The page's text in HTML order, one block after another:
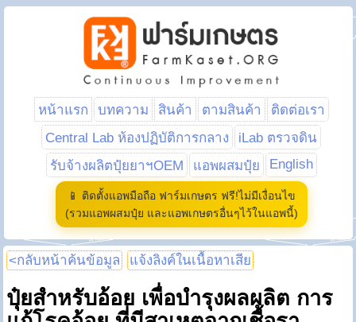
หน้าแรก บทความ สินค้า ตามสินค้า
ติดต่อเรา
Central Lab ห้องปฏิบัติการกลาง
iLab ตรวจดิน
รับจ้างผลิตปุ๋ยยาฯOEM
แอพผสมปุ๋ย English
📱 ติดตั้งแอพมือถือ ฟาร์มเกษตร ฟรี!ไม่มีเงื่อนไข
(รวมแอพผสมปุ๋ย และแอพเกษตรอื่นๆไว้ในแอพนี้)
<กลับหน้าค้นข้อมูล แจ้งลิงค์ในเนื้อหาเสีย
ปุ๋ยสำหรับอ้อย เพื่อบำรุงผลผลิต การ